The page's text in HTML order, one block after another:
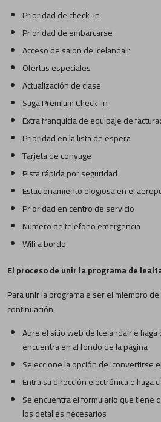
Prioridad de check-in
Prioridad de embarcarse
Acceso de salon de Icelandair
Ofertas especiales
Actualización de clase
Saga Premium Check-in
Extra franquicia de equipaje de
Prioridad en la lista de espera
Tarjeta de conyuge
Pista rápida por seguridad
Estacionamiento elogiosa en el
Prioridad en centro de servicio
Numero de telefono emergencia
Wifi a bordo
El proceso de unir la programa de
Para unir la programa e ser el miembro
continuación:
Abre el sitio web de Icelandair e haga
encuentra en al fondo de la página
Seleccione la opción de 'convertirse
Entra su dirección electrónica e haga
Se encuentra el formulario que tiene
los detalles necesarios